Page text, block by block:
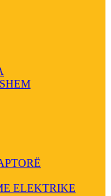
ELEKTRIKE